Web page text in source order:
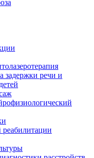
задержки речи и
реабилитации